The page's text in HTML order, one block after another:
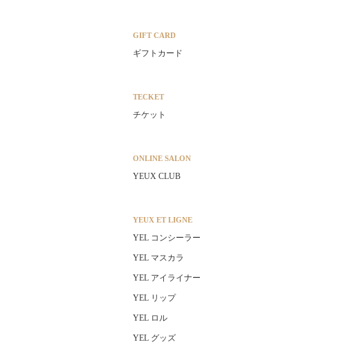
GIFT CARD
ギフトカード
TECKET
チケット
ONLINE SALON
YEUX CLUB
YEUX ET LIGNE
YEL コンシーラー
YEL マスカラ
YEL アイライナー
YEL リップ
YEL ロル
YEL グッズ